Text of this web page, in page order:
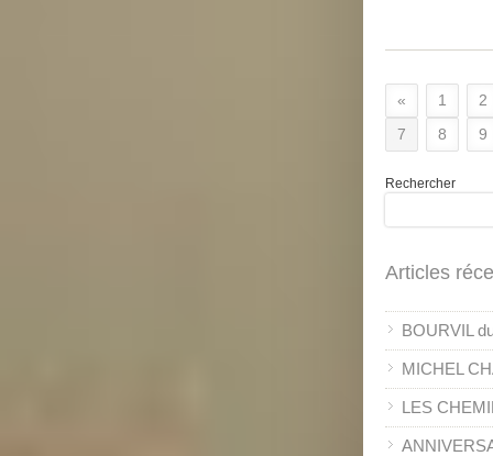
« 1
2
7
8 9
Rechercher
Articles
BOURVIL
MICHEL
LES